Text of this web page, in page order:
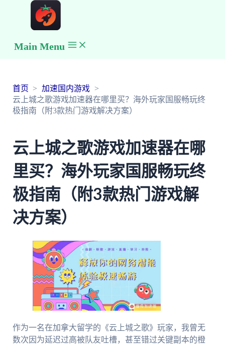
Main Menu
首页
加速国内游戏
云上城之歌游戏加速器在哪里买？海外玩家国服畅玩终
极指南（附3款热门游戏解决方案）
云上城之歌游戏加速器在哪
里买？海外玩家国服畅玩终
极指南（附3款热门游戏解
决方案）
作为一名在加拿大留学的《云上城之歌》玩家，我曾无
数次因为延迟过高被队友吐槽，甚至错过关键副本的橙